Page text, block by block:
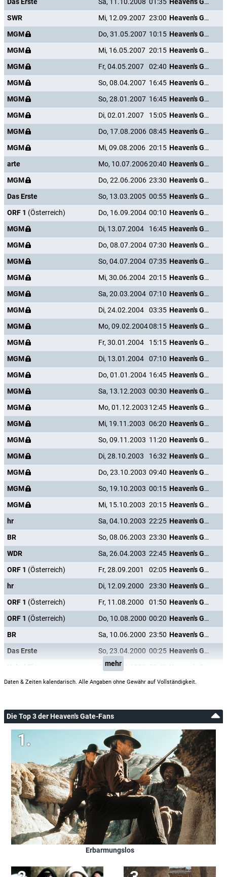
Das Erste
Sa, 11.10.2008 01:35
Heaven's Gate
SWR
Mi, 12.09.2007 23:00
Heaven's Gate
MGM
Do, 31.05.2007 10:15
Heaven's Gate
MGM
Mi, 16.05.2007 20:15
Heaven's Gate
MGM
Fr, 04.05.2007 02:40
Heaven's Gate
MGM
So, 08.04.2007 16:45
Heaven's Gate
MGM
So, 28.01.2007 16:45
Heaven's Gate
MGM
Di, 02.01.2007 15:05
Heaven's Gate
MGM
Do, 17.08.2006 08:45
Heaven's Gate
MGM
Mi, 09.08.2006 20:15
Heaven's Gate
arte
Mo, 10.07.200620:40
Heaven's Gate
MGM
Do, 22.06.2006 23:30
Heaven's Gate
Das Erste
So, 13.03.2005 00:55
Heaven's Gate
ORF 1 (Österreich) Do, 16.09.2004 00:10
Heaven's Gate
MGM
Di, 13.07.2004 16:45
Heaven's Gate
MGM
Do, 08.07.2004 07:30
Heaven's Gate
MGM
So, 04.07.2004 07:35
Heaven's Gate
MGM
Mi, 30.06.2004 20:15
Heaven's Gate
MGM
Sa, 20.03.2004 07:10
Heaven's Gate
MGM
Di, 24.02.2004 03:35
Heaven's Gate
MGM
Mo, 09.02.200408:15
Heaven's Gate
MGM
Fr, 30.01.2004 15:15
Heaven's Gate
MGM
Di, 13.01.2004 07:10
Heaven's Gate
MGM
Do, 01.01.2004 16:45
Heaven's Gate
MGM
Sa, 13.12.2003 00:30
Heaven's Gate
MGM
Mo, 01.12.2003 12:45
Heaven's Gate
MGM
Mi, 19.11.2003 06:20
Heaven's Gate
MGM
So, 09.11.2003 11:20
Heaven's Gate
MGM
Di, 28.10.2003 16:32
Heaven's Gate
MGM
Do, 23.10.2003 09:40
Heaven's Gate
MGM
So, 19.10.2003 00:15
Heaven's Gate
MGM
Mi, 15.10.2003 20:15
Heaven's Gate
hr
Sa, 04.10.2003 22:25
Heaven's Gate
BR
So, 08.06.2003 23:30
Heaven's Gate
WDR
Sa, 26.04.2003 22:45
Heaven's Gate
ORF 1 (Österreich) Fr, 28.09.2001 02:05
Heaven's Gate
hr
Di, 12.09.2000 23:30
Heaven's Gate
ORF 1 (Österreich) Fr, 11.08.2000 01:50
Heaven's Gate
ORF 1 (Österreich) Do, 10.08.2000 00:20
Heaven's Gate
BR
Sa, 10.06.2000 23:50
Heaven's Gate
Das Erste
So, 23.04.2000 00:25
Heaven's Gate
So, 12.04.1998
mehr
Daten & Zeiten kalendarisch. Alle Angaben ohne Gewähr auf Vollständigkeit.
Die Top 3 der Heaven's Gate-Fans
Erbarmungslos